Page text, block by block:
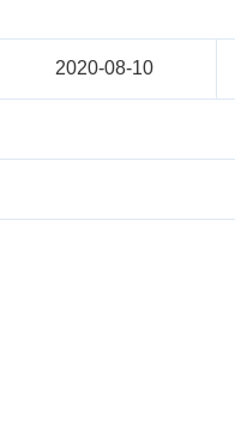
2020-08-10